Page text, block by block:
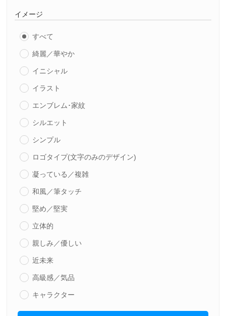
イメージ
すべて
綺麗／華やか
イニシャル
イラスト
エンブレム･家紋
シルエット
シンプル
ロゴタイプ(文字のみのデザイン)
凝っている／複雑
和風／筆タッチ
堅め／堅実
立体的
親しみ／優しい
近未来
高級感／気品
キャラクター